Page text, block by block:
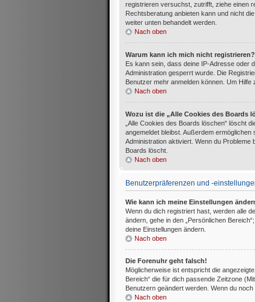
registrieren versuchst, zutrifft, ziehe einen
Rechtsberatung anbieten kann und nicht
weiter unten behandelt werden.
Nach oben
Warum kann ich mich nicht registrieren?
Es kann sein, dass deine IP-Adresse oder
Administration gesperrt wurde. Die
Benutzer mehr anmelden können. Um Hilfe
Nach oben
Wozu ist die „Alle Cookies des Boards
„Alle Cookies des Boards löschen“ löscht
angemeldet bleibst. Außerdem
Administration aktiviert. Wenn du Probleme
Boards löscht.
Nach oben
Benutzerpräferenzen und -
Wie kann ich meine Einstellungen
Wenn du dich registriert hast, werden alle
ändern, gehe in den „Persönlichen
deine Einstellungen ändern.
Nach oben
Die Forenuhr geht falsch!
Möglicherweise ist entspricht die
Bereich“ die für dich passende Zeitzone
Benutzern geändert werden. Wenn du
Nach oben